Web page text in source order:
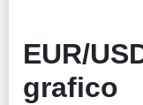
EUR/
grafico